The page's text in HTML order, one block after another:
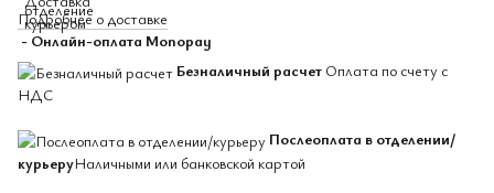
Подробнее о доставке
- Онлайн-оплата Monopay
Безналичный расчет Оплата по счету с
НДС
Послеоплата в отделении/
курьеруНаличными или банковской картой